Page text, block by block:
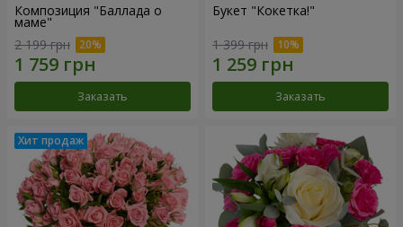
Композиция "Баллада о
маме"
2 199 грн
Заказать
Букет "Кокетка!"
1 399 грн
Заказать